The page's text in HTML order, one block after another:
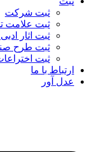
ثبت شرکت
ثبت علامت
ثبت اثار
ثبت طرح
ثبت
ارتباط با ما
عدل آور